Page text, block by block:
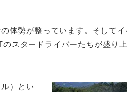
体勢が整っています。そして
スタードライバーたちが盛り
）とい